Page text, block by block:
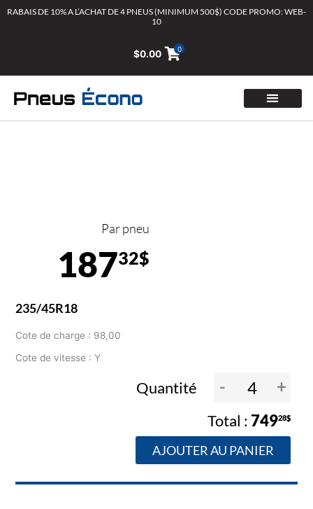
AllerRABAIS DE 10% A L’ACHAT DE 4 PNEUS (MINIMUM 500$) CODE PROMO: WEB-
10
$0.00 0
Par pneu
18732$
235/45R18
Cote de charge : 98,00
Cote de vitesse : Y
Quantité - +
74928$
AJOUTER AU PANIER